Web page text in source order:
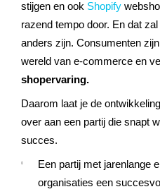
stijgen en ook Shopify
razend tempo door. En dat
anders zijn. Consumenten
wereld van e-commerce en
shopervaring.
Daarom laat je de
over aan een partij die snapt
succes.
Een partij met jarenlange
organisaties een